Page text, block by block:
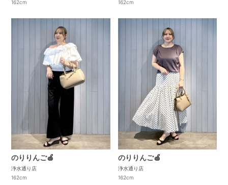
162cm
162cm
のりりんご🍎
浄水通り店
162cm
のりりんご🍎
浄水通り店
162cm